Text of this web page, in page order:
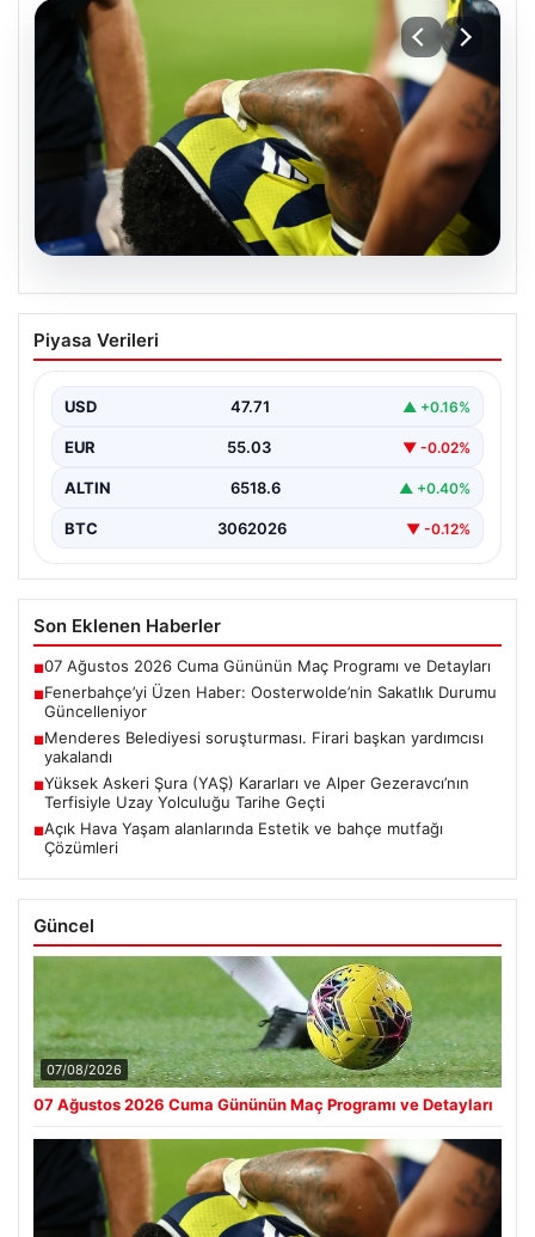
06.08.2026
Fenerbahçe’yi Üzen Haber:
Oosterwolde’nin Sakatlık Durumu
Fenerbahçe futbol ailesi, geçtiğimiz günlerde oynanan
Piyasa Verileri
USD 47.71 ▲ +0.16%
EUR 55.03 ▼ -0.02%
ALTIN 6518.6 ▲ +0.40%
BTC 3062026 ▼ -0.12%
Son Eklenen Haberler
■07 Ağustos 2026 Cuma Gününün Maç Programı ve Detayları
■Fenerbahçe’yi Üzen Haber: Oosterwolde’nin Sakatlık Durumu
Güncelleniyor
■Menderes Belediyesi soruşturması. Firari başkan yardımcısı
yakalandı
■Yüksek Askeri Şura (YAŞ) Kararları ve Alper Gezeravcı’nın
Terfisiyle Uzay Yolculuğu Tarihe Geçti
■Açık Hava Yaşam alanlarında Estetik ve bahçe mutfağı
Çözümleri
Güncel
07/08/2026
07 Ağustos 2026 Cuma Gününün Maç Programı ve Detayları